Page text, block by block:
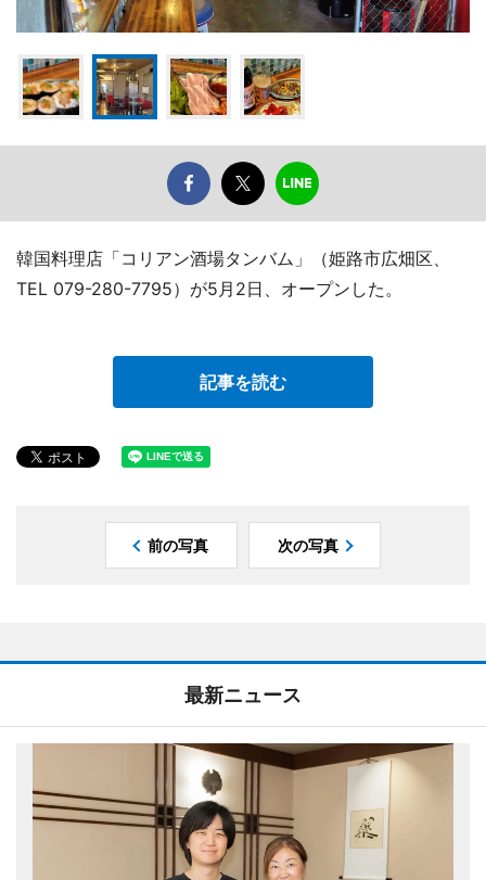
韓国料理店「コリアン酒場タンバム」（姫路市広畑区、
TEL 079-280-7795）が5月2日、オープンした。
記事を読む
前の写真 次の写真
最新ニュース